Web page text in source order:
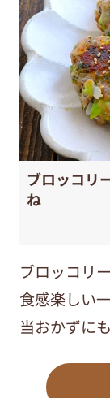
ブロッコリ
ね
ブロッコリ
食感楽しい
当おかずに